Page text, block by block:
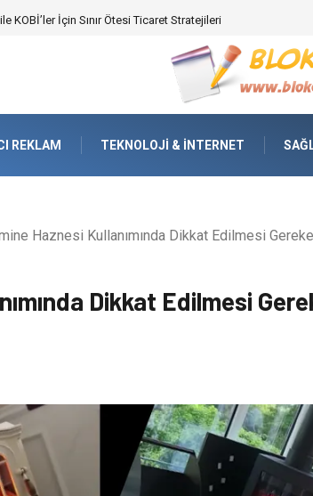
Modifikasyonunda Yüksek Performans
REKLAM TEKNOLOJI & İNTERNET
Haznesi Kullanımında Dikkat Edilmesi
Dikkat Edilmesi